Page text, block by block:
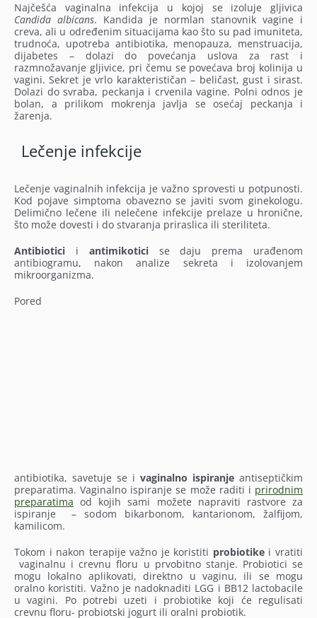
Najčešća vaginalna infekcija u kojoj se izoluje gljivica
Candida albicans. Kandida je normlan stanovnik vagine i
creva, ali u određenim situacijama kao što su pad imuniteta,
trudnoća, upotreba antibiotika, menopauza, menstruacija,
dijabetes – dolazi do povećanja uslova za rast i
razmnožavanje gljivice, pri čemu se povećava broj kolinija u
vagini. Sekret je vrlo karakterističan – beličast, gust i sirast.
Dolazi do svraba, peckanja i crvenila vagine. Polni odnos je
bolan, a prilikom mokrenja javlja se osećaj peckanja i
žarenja.
Lečenje infekcije
Lečenje vaginalnih infekcija je važno sprovesti u potpunosti.
Kod pojave simptoma obavezno se javiti svom ginekologu.
Delimično lečene ili nelečene infekcije prelaze u hronične,
što može dovesti i do stvaranja priraslica ili steriliteta.
Antibiotici i antimikoticise daju prema urađenom
antibiogramu, nakon analize sekreta i izolovanjem
mikroorganizma.
Pored
antibiotika, savetuje se i vaginalno ispiranje antiseptičkim
preparatima. Vaginalno ispiranje se može raditi i prirodnim
preparatima od kojih sami možete napraviti rastvore za
ispiranje – sodom bikarbonom, kantarionom, žalfijom,
kamilicom.
Tokom i nakon terapije važno je koristiti probiotikei vratiti
vaginalnu i crevnu floru u prvobitno stanje. Probiotici se
mogu lokalno aplikovati, direktno u vaginu, ili se mogu
oralno koristiti. Važno je nadoknaditi LGG i BB12 lactobacile
u vagini. Po potrebi uzeti i probiotike koji će regulisati
crevnu floru- probiotski jogurt ili oralni probiotik.